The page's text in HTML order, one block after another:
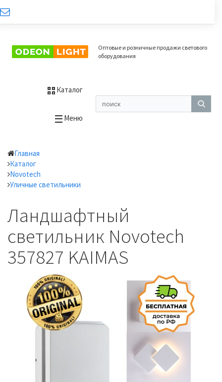
Оптовые и розничные продажи светового
оборудования
Каталог
Меню
Главная
Каталог
Novotech
Уличные светильники
Ландшафтный
светильник Novotech
357827 KAIMAS